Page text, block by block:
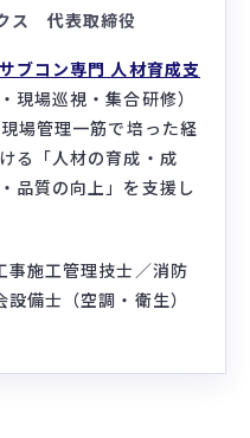
ス 代表取締役
サブコン専門 人材育成支
現場巡視・集合研修）
場管理一筋で培った経
る「人材の育成・成
品質の向上」を支援し
事施工管理技士／消防
備士（空調・衛生）